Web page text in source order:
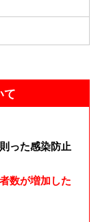
て
った感染防止
数が増加した